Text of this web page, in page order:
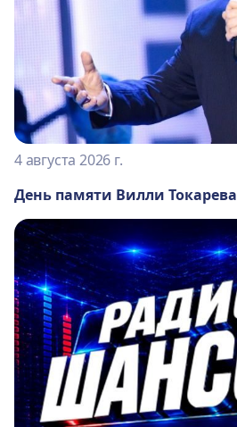
4 августа 2026 г.
День памяти Вилли Токарева